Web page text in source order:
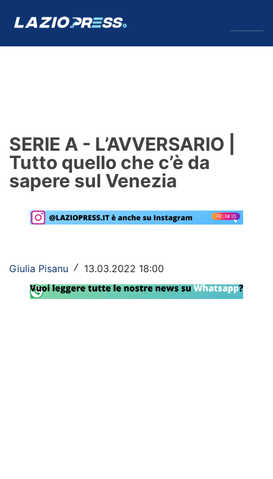
Formello
Infortuni
Primavera
Lazio Women
Rassegna Lazio
SERIE A - L’AVVERSARIO |
Tutto quello che c’è da
sapere sul Venezia
Giulia Pisanu / 13.03.2022 18:00